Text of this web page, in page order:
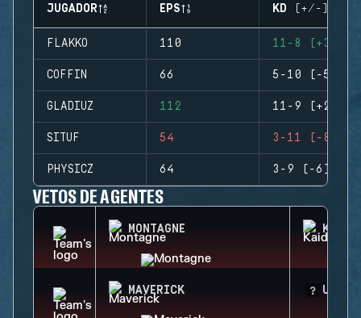
JUGADOR EPS KD (+/-)
FLAKKO 110 11-8 (+3)
COFFIN 66 5-10 (-5)
GLADIUZ 112 11-9 (+2)
SITUF 54 3-11 (-8)
PHYSICZ 64 3-9 (-6)
VETOS DE AGENTES
MONTAGNE KAID
MAVERICK